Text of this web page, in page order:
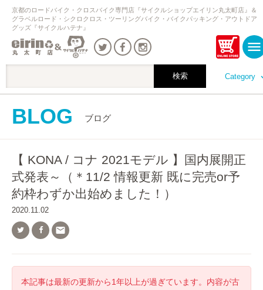
Category
京都のロードバイク・クロスバイク専門店『サイクルショップエイリン丸太町店』＆
グラベルロード・シクロクロス・ツーリングバイク・バイクパッキング・アウトドア
グッズ『サイクルハテナ』
BLOG ブログ
【 KONA / コナ 2021モデル 】国内展開正
式発表～（＊11/2 情報更新 既に完売or予
約枠わずか出始めました！）
2020.11.02

本記事は最新の更新から1年以上が過ぎています。内容が古